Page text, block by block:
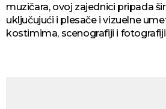
muzičara, ovoj zajednici pripada
uključujući i plesače i vizuelne
kostimima, scenografiji i